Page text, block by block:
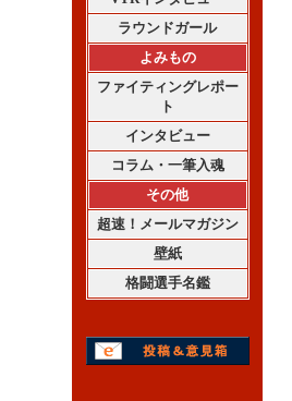
ラウンドガール
よみもの
ファイティングレポー
ト
インタビュー
コラム・一筆入魂
その他
超速！メールマガジン
壁紙
格闘選手名鑑